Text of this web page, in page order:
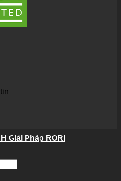
Giải Pháp RORI